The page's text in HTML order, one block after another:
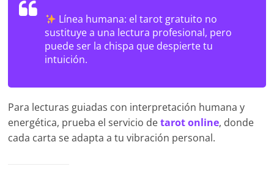
Línea humana: el tarot gratuito no
sustituye a una lectura profesional, pero
puede ser la chispa que despierte tu
intuición.
Para lecturas guiadas con interpretación humana y
energética, prueba el servicio detarot online, donde
cada carta se adapta a tu vibración personal.